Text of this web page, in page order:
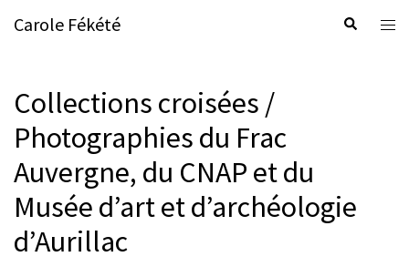
Carole Fékété Rechercher
Collections croisées /
Photographies du Frac
Auvergne, du CNAP et du
Musée d’art et d’archéologie
d’Aurillac